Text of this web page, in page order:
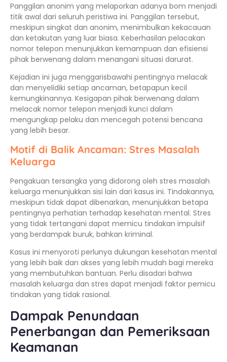
Panggilan anonim yang melaporkan adanya bom menjadi
titik awal dari seluruh peristiwa ini. Panggilan tersebut,
meskipun singkat dan anonim, menimbulkan kekacauan
dan ketakutan yang luar biasa. Keberhasilan pelacakan
nomor telepon menunjukkan kemampuan dan efisiensi
pihak berwenang dalam menangani situasi darurat.
Kejadian ini juga menggarisbawahi pentingnya melacak
dan menyelidiki setiap ancaman, betapapun kecil
kemungkinannya. Kesigapan pihak berwenang dalam
melacak nomor telepon menjadi kunci dalam
mengungkap pelaku dan mencegah potensi bencana
yang lebih besar.
Motif di Balik Ancaman: Stres Masalah
Keluarga
Pengakuan tersangka yang didorong oleh stres masalah
keluarga menunjukkan sisi lain dari kasus ini. Tindakannya,
meskipun tidak dapat dibenarkan, menunjukkan betapa
pentingnya perhatian terhadap kesehatan mental. Stres
yang tidak tertangani dapat memicu tindakan impulsif
yang berdampak buruk, bahkan kriminal.
Kasus ini menyoroti perlunya dukungan kesehatan mental
yang lebih baik dan akses yang lebih mudah bagi mereka
yang membutuhkan bantuan. Perlu disadari bahwa
masalah keluarga dan stres dapat menjadi faktor pemicu
tindakan yang tidak rasional.
Dampak Penundaan
Penerbangan dan Pemeriksaan
Keamanan